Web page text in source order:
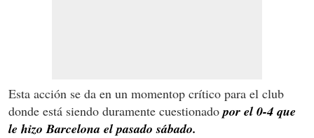
Esta acción se da en un momentop crítico para el club
donde está siendo duramente cuestionado por el 0-4 que
le hizo Barcelona el pasado sábado.